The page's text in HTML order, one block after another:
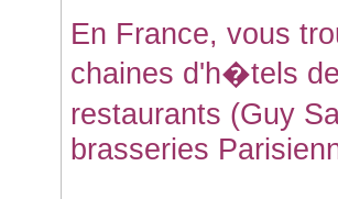
En France, vous
chaines d'h�tels
restaurants (Guy
brasseries